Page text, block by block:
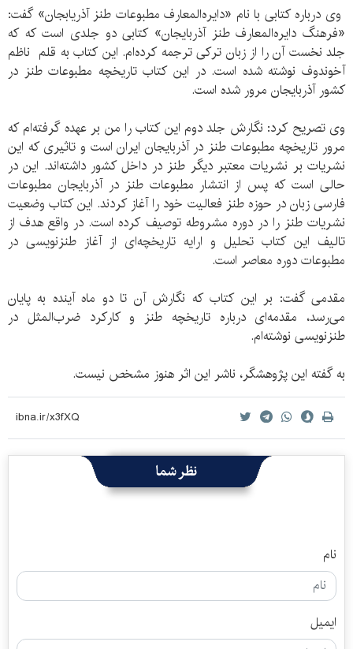
وی درباره کتابی با نام «دایره‌المعارف مطبوعات طنز آذریابجان» گفت:
«فرهنگ دایره‌المعارف طنز آذربایجان» کتابی دو جلدی است که که
جلد نخست آن را از زبان ترکی ترجمه کرده‌ام. این کتاب به قلم ناظم
آخوندوف نوشته شده است. در این کتاب تاریخچه مطبوعات طنز در
کشور آذربایجان مرور شده است.
وی تصریح کرد: نگارش جلد دوم این کتاب را من بر عهده گرفته‌ام که
مرور تاریخچه مطبوعات طنز در آذربایجان ایران است و تاثیری که این
نشریات بر نشریات معتبر دیگر طنز در داخل کشور داشته‌اند. این در
حالی است که پس از انتشار مطبوعات طنز در آذربایجان مطبوعات
فارسی زبان در حوزه طنز فعالیت خود را آغاز کردند. این کتاب وضعیت
نشریات طنز را در دوره مشروطه توصیف کرده است. در واقع هدف از
تالیف این کتاب تحلیل و ارایه تاریخچه‌ای از آغاز طنزنویسی در
مطبوعات دوره معاصر است.
مقدمی گفت: بر این کتاب که نگارش آن تا دو ماه آینده به پایان
می‌رسد، مقدمه‌ای درباره تاریخچه طنز و کارکرد ضرب‌المثل در
طنزنویسی نوشته‌ام.
به گفته این پژوهشگر، ناشر این اثر هنوز مشخص نیست.
نظر شما
نام
ایمیل